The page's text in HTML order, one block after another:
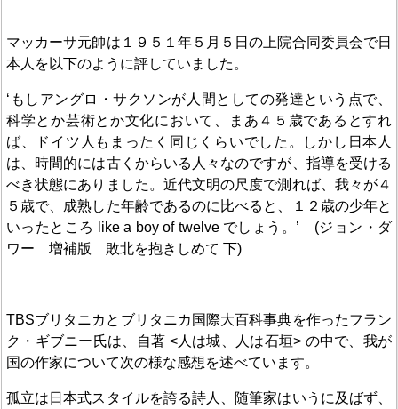
マッカーサ元帥は１９５１年５月５日の上院合同委員会で日
本人を以下のように評していました。
‘もしアングロ・サクソンが人間としての発達という点で、
科学とか芸術とか文化において、まあ４５歳であるとすれ
ば、ドイツ人もまったく同じくらいでした。しかし日本人
は、時間的には古くからいる人々なのですが、指導を受ける
べき状態にありました。近代文明の尺度で測れば、我々が４
５歳で、成熟した年齢であるのに比べると、１２歳の少年と
いったところ like a boy of twelve でしょう。’ (ジョン・ダ
ワー 増補版 敗北を抱きしめて 下)
TBSブリタニカとブリタニカ国際大百科事典を作ったフラン
ク・ギブニー氏は、自著 <人は城、人は石垣> の中で、我が
国の作家について次の様な感想を述べています。
孤立は日本式スタイルを誇る詩人、随筆家はいうに及ばず、